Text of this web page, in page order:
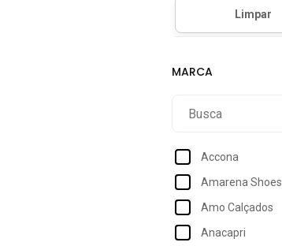
Accona
Amarena Shoes
Amo Calçados
Anacapri